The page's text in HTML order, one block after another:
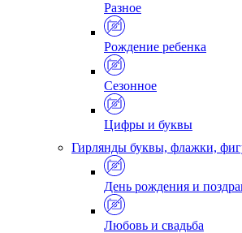
Разное
Рождение ребенка
Сезонное
Цифры и буквы
Гирлянды буквы, флажки,
День рождения и
Любовь и свадьба